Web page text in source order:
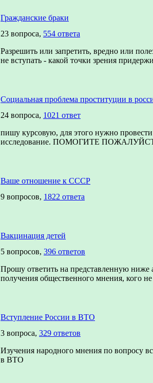
Гражданские браки
23 вопроса, 554 ответа
Разрешить или запретить, вредно или
не вступать - какой точки зрения
Социальная проблема проституции в
24 вопроса, 1021 ответ
пишу курсовую, для этого нужно
исследование. ПОМОГИТЕ
Ваше отношение к СССР
9 вопросов, 1822 ответа
Вакцинация детей
5 вопросов, 396 ответов
Прошу ответить на представленную ниже
получения общественного мнения, кого не
Вступление России в ВТО
3 вопроса, 329 ответов
Изучения народного мнения по вопросу
в ВТО